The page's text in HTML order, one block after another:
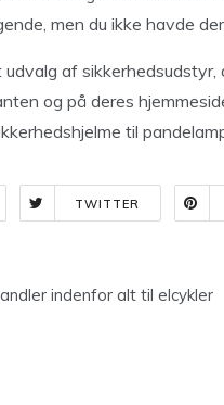
men du ikke havde
af
og på deres
til
TWITTER
indenfor alt til elcykler